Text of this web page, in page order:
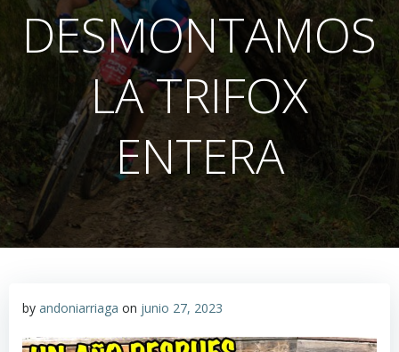
DESMONTAMOS
LA TRIFOX
ENTERA
by andoniarriaga on junio 27, 2023